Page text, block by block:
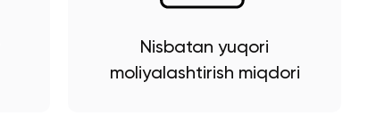
Nisbatan yuqori
moliyalashtirish miqdori